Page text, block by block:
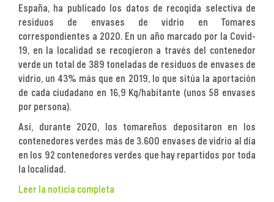
España, ha publicado los datos de recogida selectiva de
residuos de envases de vidrio en Tomares
correspondientes a 2020. En un año marcado por la Covid-
19, en la localidad se recogieron a través del contenedor
verde un total de 389 toneladas de residuos de envases de
vidrio, un 43% más que en 2019, lo que sitúa la aportación
de cada ciudadano en 16,9 Kg/habitante (unos 58 envases
por persona).
Así, durante 2020, los tomareños depositaron en los
contenedores verdes más de 3.600 envases de vidrio al día
en los 92 contenedores verdes que hay repartidos por toda
la localidad.
Leer la noticia completa